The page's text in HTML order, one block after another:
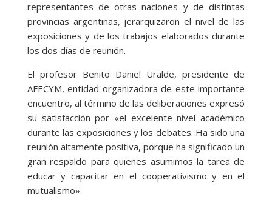
representantes de otras naciones y de distintas
provincias argentinas, jerarquizaron el nivel de las
exposiciones y de los trabajos elaborados durante
los dos días de reunión.
El profesor Benito Daniel Uralde, presidente de
AFECYM, entidad organizadora de este importante
encuentro, al término de las deliberaciones expresó
su satisfacción por «el excelente nivel académico
durante las exposiciones y los debates. Ha sido una
reunión altamente positiva, porque ha significado un
gran respaldo para quienes asumimos la tarea de
educar y capacitar en el cooperativismo y en el
mutualismo».